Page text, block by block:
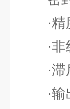
·精度
·非线
·滞
·输